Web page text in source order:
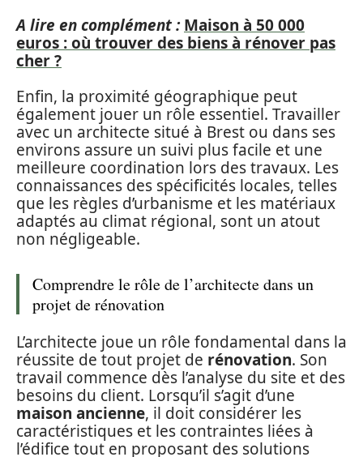
A lire en complément : Maison à 50 000
euros : où trouver des biens à rénover pas
cher ?
Enfin, la proximité géographique peut
également jouer un rôle essentiel. Travailler
avec un architecte situé à Brest ou dans ses
environs assure un suivi plus facile et une
meilleure coordination lors des travaux. Les
connaissances des spécificités locales, telles
que les règles d’urbanisme et les matériaux
adaptés au climat régional, sont un atout
non négligeable.
Comprendre le rôle de l’architecte dans un
projet de rénovation
L’architecte joue un rôle fondamental dans la
réussite de tout projet de rénovation. Son
travail commence dès l’analyse du site et des
besoins du client. Lorsqu’il s’agit d’une
maison ancienne, il doit considérer les
caractéristiques et les contraintes liées à
l’édifice tout en proposant des solutions